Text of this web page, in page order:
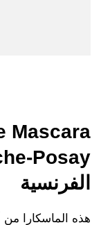
الفرنسية
هذه الماسكارا من